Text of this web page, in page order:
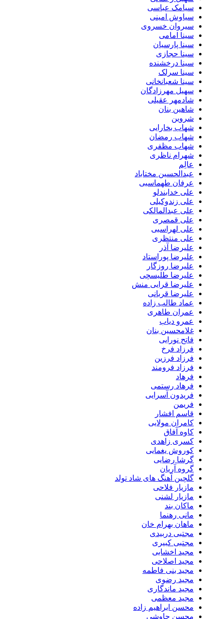
سیامک عباسی
سیاوش امینی
سیروان خسروی
سینا امامی
سینا پارسیان
سینا حجازی
سینا درخشنده
سینا سرلک
سینا شعبانخانی
سهیل مهرزادگان
شادمهر عقیلی
شاهین بنان
شروین
شهاب بخارایی
شهاب رمضان
شهاب مظفری
شهرام ناظری
عالِم
عبدالحسین مختاباد
عرفان طهماسبی
علی خدابندلو
علی زندوکیلی
علی عبدالمالکی
علی قمصری
علی لهراسبی
علی منتظری
علیرضا آذر
علیرضا پوراستاد
علیرضا روزگار
علیرضا طلیسچی
علیرضا قرایی منش
علیرضا قربانی
عماد طالب زاده
عمران طاهری
عمرو دیاب
غلامحسین بنان
فاتح نورایی
فرزاد فرخ
فرزاد فرزین
فرزاد فرومند
فرهاد
فرهاد رستمی
فریدون آسرایی
فریمن
قاسم افشار
کامران مولایی
کاوه آفاق
کسری زاهدی
کوروش یغمایی
گرشا رضایی
گروه آریان
گلچین آهنگ های شاد تولد
مازیار فلاحی
مازیار لشنی
ماکان بند
مانی رهنما
ماهان بهرام خان
مجتبی دربیدی
مجتبی کبیری
مجید اخشابی
مجید اصلاحی
مجید بنی فاطمه
مجید رضوی
مجید ماندگاری
مجید معظمی
محسن ابراهیم زاده
محسن چاوشی